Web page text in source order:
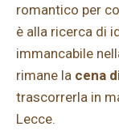
romantico per
è alla ricerca di
immancabile
rimane la cena
trascorrerla in
Lecce.